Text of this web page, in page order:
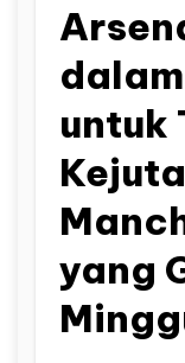
untuk
yang